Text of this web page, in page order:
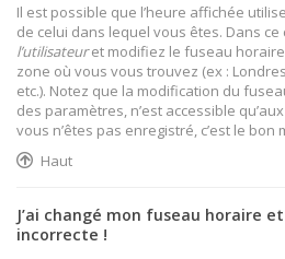
Il est possible que l’heure affichée
de celui dans lequel vous êtes. Dans ce
l’utilisateuret modifiez le fuseau
zone où vous vous trouvez (ex :
etc.). Notez que la modification du
des paramètres, n’est accessible
vous n’êtes pas enregistré, c’est le
Haut
J’ai changé mon fuseau horaire
incorrecte !